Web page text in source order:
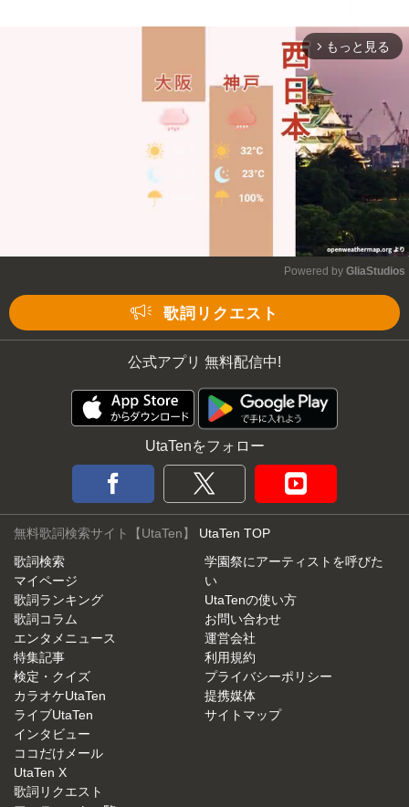
arrow_forward_ios もっと見る
Powered by GliaStudios
歌詞リクエスト
公式アプリ 無料配信中!
UtaTenをフォロー
無料歌詞検索サイト【UtaTen】 UtaTen TOP
歌詞検索
マイページ
歌詞ランキング
歌詞コラム
エンタメニュース
特集記事
検定・クイズ
カラオケUtaTen
ライブUtaTen
インタビュー
ココだけメール
UtaTen X
歌詞リクエスト
学園祭にアーティストを呼びた
い
UtaTenの使い方
お問い合わせ
運営会社
利用規約
プライバシーポリシー
提携媒体
サイトマップ